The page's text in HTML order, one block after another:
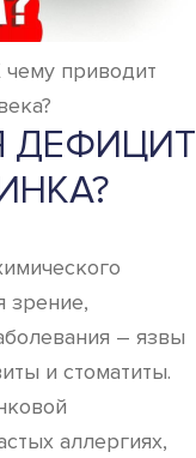
приводит
ДЕФИЦИТ
зрение,
– язвы
и стоматиты.
аллергиях,